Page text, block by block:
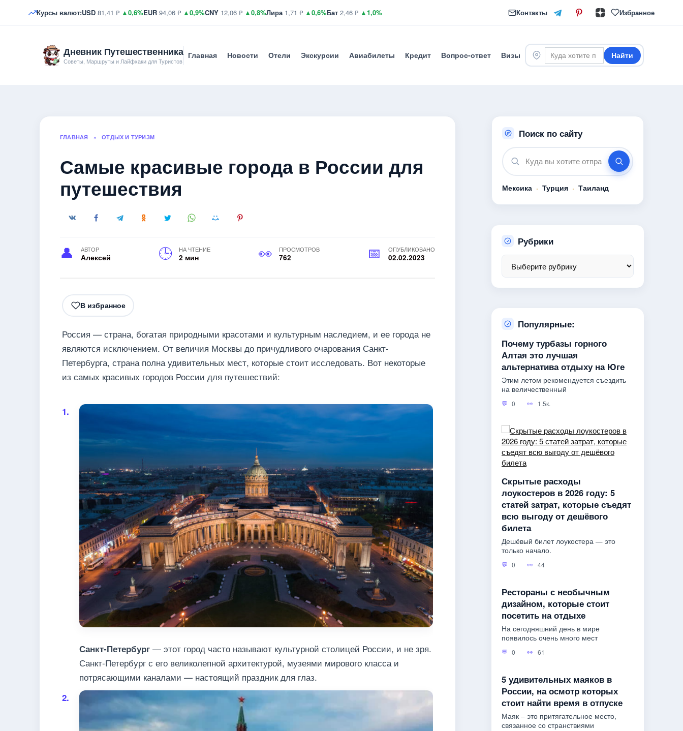
Курсы валют:USD 81,41 ₽ ▲0,6%EUR 94,06 ₽ ▲0,9%CNY 12,06 ₽ ▲0,8%Лира1,71 ₽ ▲0,6%Бат 2,46 ₽ ▲1,0% Контакты Избранное
Дневник Путешественника
Советы, Маршруты и Лайфхаки для Туристов
Главная Новости Отели Экскурсии Авиабилеты Кредит Вопрос-ответ Визы Найти
ГЛАВНАЯ » ОТДЫХ И ТУРИЗМ
Самые красивые города в России для
путешествия
АВТОР
Алексей
НА ЧТЕНИЕ
2 мин
ПРОСМОТРОВ
762
ОПУБЛИКОВАНО
02.02.2023
В избранное
Россия — страна, богатая природными красотами и культурным наследием, и ее города не
являются исключением. От величия Москвы до причудливого очарования Санкт-
Петербурга, страна полна удивительных мест, которые стоит исследовать. Вот некоторые
из самых красивых городов России для путешествий:
Санкт-Петербург — этот город часто называют культурной столицей России, и не зря.
Санкт-Петербург с его великолепной архитектурой, музеями мирового класса и
потрясающими каналами — настоящий праздник для глаз.
Поиск по сайту
Мексика · Турция · Таиланд
Рубрики
Популярные:
Почему турбазы горного
Алтая это лучшая
альтернатива отдыху на Юге
Этим летом рекомендуется съездить
на величественный
0 1.5к.
Скрытые расходы
лоукостеров в 2026 году: 5
статей затрат, которые съедят
всю выгоду от дешёвого
билета
Дешёвый билет лоукостера — это
только начало.
0 44
Рестораны с необычным
дизайном, которые стоит
посетить на отдыхе
На сегодняшний день в мире
появилось очень много мест
0 61
5 удивительных маяков в
России, на осмотр которых
стоит найти время в отпуске
Маяк – это притягательное место,
связанное со странствиями